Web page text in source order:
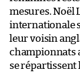
mesures. Noël
internationale
leur voisin
championnats
se répartissent